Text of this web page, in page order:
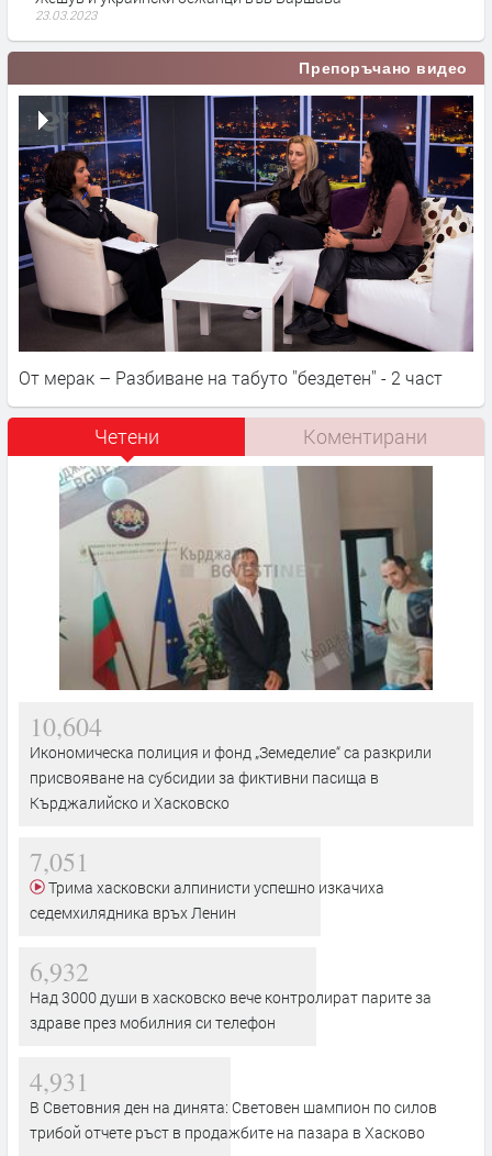
23.03.2023
Препоръчано видео
От мерак – Разбиване на табуто ''бездетен'' - 2 част
Четени Коментирани
10,604
Икономическа полиция и фонд „Земеделие“ са разкрили
присвояване на субсидии за фиктивни пасища в
Кърджалийско и Хасковско
7,051
седемхилядника връх Ленин
6,932
Над 3000 души в хасковско вече контролират парите за
здраве през мобилния си телефон
4,931
В Световния ден на динята: Световен шампион по силов
трибой отчете ръст в продажбите на пазара в Хасково